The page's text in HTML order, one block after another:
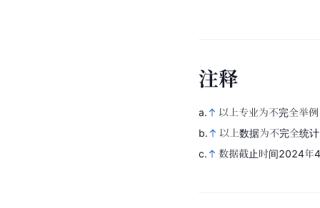
注释
a.
以上专业为不完全举
b.
以上数据为不完全统
c.
数据截止时间2024年